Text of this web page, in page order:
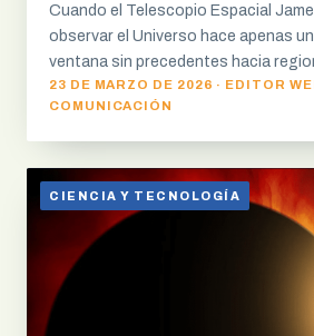
Cuando el Telescopio Espacial
observar el Universo hace apenas
ventana sin precedentes hacia
23 DE MARZO DE 2026 · EDITOR
COMUNICACIÓN
CIENCIA Y TECNOLOGÍA